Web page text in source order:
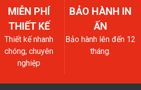
MIỄN PHÍ
THIẾT KẾ
Thiết kế nhanh
chóng, chuyên
nghiệp
BẢO HÀNH IN
ẤN
Bảo hành lên đến 12
tháng.